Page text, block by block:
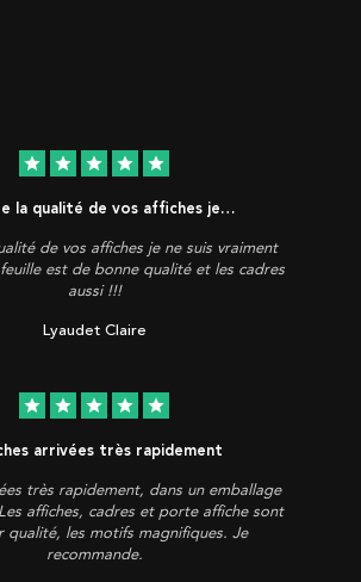
star star star star star
la qualité de vos affiches je…
de vos affiches je ne suis vraiment
est de bonne qualité et les cadres
aussi !!!
Lyaudet Claire
star star star star star
arrivées très rapidement
très rapidement, dans un emballage
affiches, cadres et porte affiche sont
qualité, les motifs magnifiques. Je
recommande.